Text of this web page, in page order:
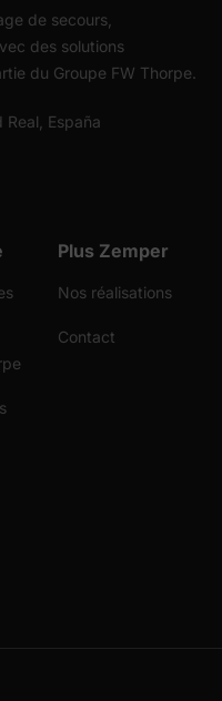
de secours,
des solutions
du Groupe FW Thorpe.
España
Plus Zemper
Nos réalisations
Contact